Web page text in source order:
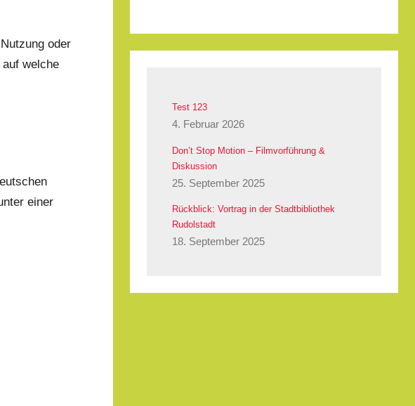
oder
welche
einer
Test 123
4. Februar 2026
Don’t Stop Motion – Filmvorführung &
Diskussion
25. September 2025
Rückblick: Vortrag in der Stadtbibliothek
Rudolstadt
18. September 2025